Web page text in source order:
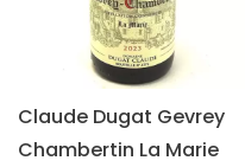
Claude Dugat Gevrey
Chambertin La Marie